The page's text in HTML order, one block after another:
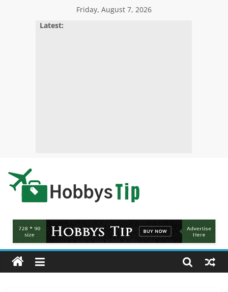
Friday, August 7, 2026
Latest:
Hobbys
Tips
All
about
hobbies